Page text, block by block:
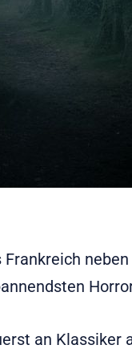
an Klassiker